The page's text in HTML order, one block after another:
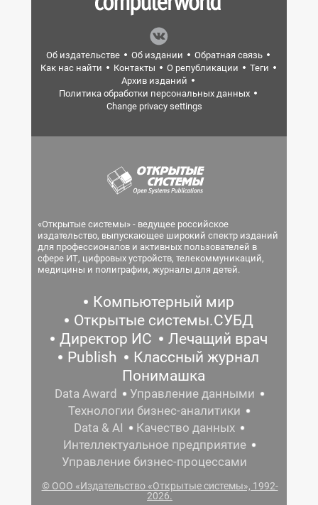
Об издательстве Об издании
Обратная связь
Как нас найти
Контакты О републикации
Теги
Архив изданий
Политика обработки персональных данных
Change privacy settings
«Открытые системы» - ведущее российское
издательство, выпускающее широкий спектр изданий
для профессионалов и активных пользователей в
сфере ИТ, цифровых устройств, телекоммуникаций,
медицины и полиграфии, журналы для детей.
Компьютерный мир
Открытые системы.СУБД
Директор ИС
Лечащий врач
Publish
Классный журнал
Понимашка
Data Award
Управление данными
Технологии бизнес-аналитики
Data & AI
Качество данных
Интеллектуальное предприятие
Управление бизнес-процессами
© ООО «Издательство «Открытые системы», 1992-
2026.